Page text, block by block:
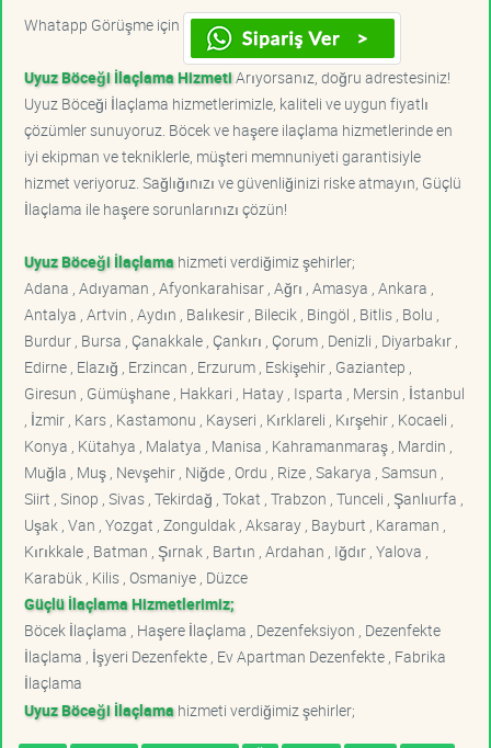
Whatapp Görüşme için
Uyuz Böceği İlaçlama HizmetiArıyorsanız, doğru adrestesiniz!
Uyuz Böceği İlaçlama hizmetlerimizle, kaliteli ve uygun fiyatlı
çözümler sunuyoruz. Böcek ve haşere ilaçlama hizmetlerinde en
iyi ekipman ve tekniklerle, müşteri memnuniyeti garantisiyle
hizmet veriyoruz. Sağlığınızı ve güvenliğinizi riske atmayın, Güçlü
İlaçlama ile haşere sorunlarınızı çözün!
Uyuz Böceği İlaçlama hizmeti verdiğimiz şehirler;
Adana , Adıyaman , Afyonkarahisar , Ağrı , Amasya , Ankara ,
Antalya , Artvin , Aydın , Balıkesir , Bilecik , Bingöl , Bitlis , Bolu ,
Burdur , Bursa , Çanakkale , Çankırı , Çorum , Denizli , Diyarbakır ,
Edirne , Elazığ , Erzincan , Erzurum , Eskişehir , Gaziantep ,
Giresun , Gümüşhane , Hakkari , Hatay , Isparta , Mersin , İstanbul
, İzmir , Kars , Kastamonu , Kayseri , Kırklareli , Kırşehir , Kocaeli ,
Konya , Kütahya , Malatya , Manisa , Kahramanmaraş , Mardin ,
Muğla , Muş , Nevşehir , Niğde , Ordu , Rize , Sakarya , Samsun ,
Siirt , Sinop , Sivas , Tekirdağ , Tokat , Trabzon , Tunceli , Şanlıurfa ,
Uşak , Van , Yozgat , Zonguldak , Aksaray , Bayburt , Karaman ,
Kırıkkale , Batman , Şırnak , Bartın , Ardahan , Iğdır , Yalova ,
Karabük , Kilis , Osmaniye , Düzce
Güçlü İlaçlama Hizmetlerimiz;
Böcek İlaçlama , Haşere İlaçlama , Dezenfeksiyon , Dezenfekte
İlaçlama , İşyeri Dezenfekte , Ev Apartman Dezenfekte , Fabrika
İlaçlama
Uyuz Böceği İlaçlama hizmeti verdiğimiz şehirler;